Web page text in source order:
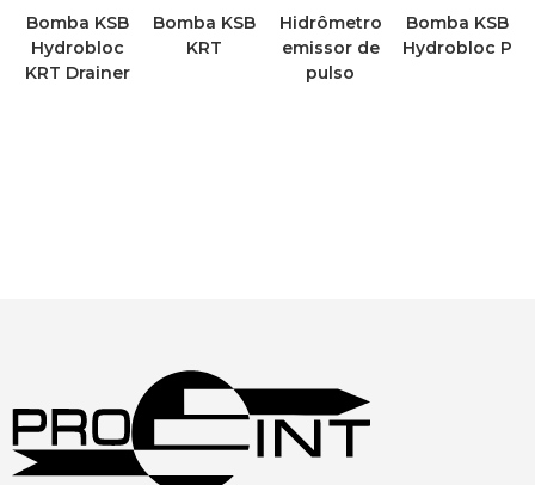
Bomba KSB
Hydrobloc
KRT Drainer
Bomba KSB
KRT
Hidrômetro
emissor de
pulso
Bomba KSB
Hydrobloc P